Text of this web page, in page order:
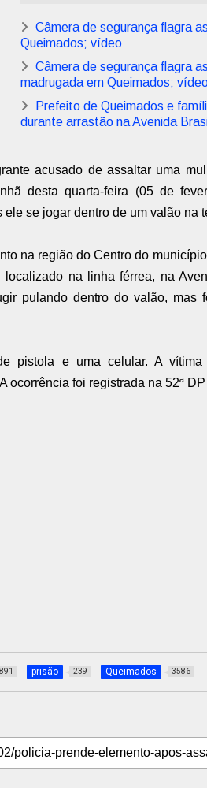
Câmera de segurança flagra
Queimados; vídeo
Câmera de segurança flagra
madrugada em Queimados;
Prefeito de Queimados e
durante arrastão na Avenida
acusado de assaltar uma
desta quarta-feira (05 de
se jogar dentro de um valão na
na região do Centro do
na linha férrea, na
pulando dentro do valão, mas
pistola e uma celular. A
ocorrência foi registrada na 52ª
891 prisão 239 Queimados 3586